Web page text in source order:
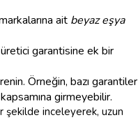
ait beyaz eşya
garantisine ek bir
Örneğin, bazı garantiler
girmeyebilir.
şekilde inceleyerek, uzun